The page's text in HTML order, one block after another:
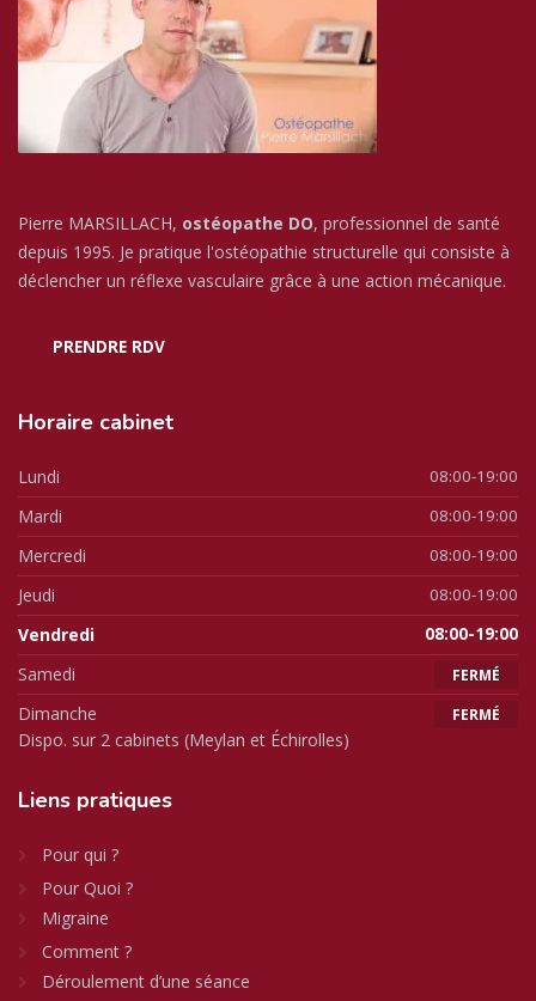
Pierre MARSILLACH, ostéopathe DO, professionnel de santé
depuis 1995. Je pratique l'ostéopathie structurelle qui consiste à
déclencher un réflexe vasculaire grâce à une action mécanique.
PRENDRE RDV
Horaire cabinet
Lundi 08:00-19:00
Mardi 08:00-19:00
Mercredi 08:00-19:00
Jeudi 08:00-19:00
Vendredi 08:00-19:00
Samedi FERMÉ
Dimanche FERMÉ
Dispo. sur 2 cabinets (Meylan et Échirolles)
Liens pratiques
Pour qui ?
Pour Quoi ?
Migraine
Comment ?
Déroulement d’une séance